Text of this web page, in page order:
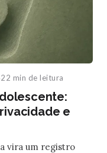
22 min de leitura
e
vira um registro